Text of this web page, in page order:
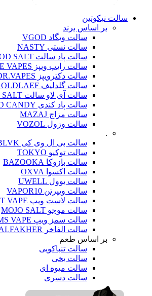
سالت نیکوتین
بر اساس برند
سالت ویگاد VGOD
سالت نستی NASTY
سالت پاد سالت POD SALT
سالت رایپ ویپز RIPE VAPES
سالت دکترویپز DR.VAPES
سالت گلدلیف GOLDLAEF
سالت آی لاو سالت I LOVE SALT
سالت پاد کندی POD CANDY
سالت مزاج MAZAJ
سالت وزول VOZOL
.
سالت بی ال وی کی BLVK
سالت توکیو TOKYO
سالت بازوکا BAZOOKA
سالت اکسوا OXVA
سالت یوول UWELL
سالت ویپرتن VAPOR10
سالت لاست ویپ LOST VAPE
سالت موجو MOJO SALT
سالت سمز ویپ SAMS VAPE
سالت الفاخر ALFAKHER
بر اساس طعم
سالت تنباکویی
سالت یخی
سالت میوه ای
سالت دسری